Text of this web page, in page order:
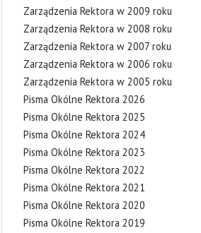
Zarządzenia Rektora w 2009 roku
Zarządzenia Rektora w 2008 roku
Zarządzenia Rektora w 2007 roku
Zarządzenia Rektora w 2006 roku
Zarządzenia Rektora w 2005 roku
Pisma Okólne Rektora 2026
Pisma Okólne Rektora 2025
Pisma Okólne Rektora 2024
Pisma Okólne Rektora 2023
Pisma Okólne Rektora 2022
Pisma Okólne Rektora 2021
Pisma Okólne Rektora 2020
Pisma Okólne Rektora 2019